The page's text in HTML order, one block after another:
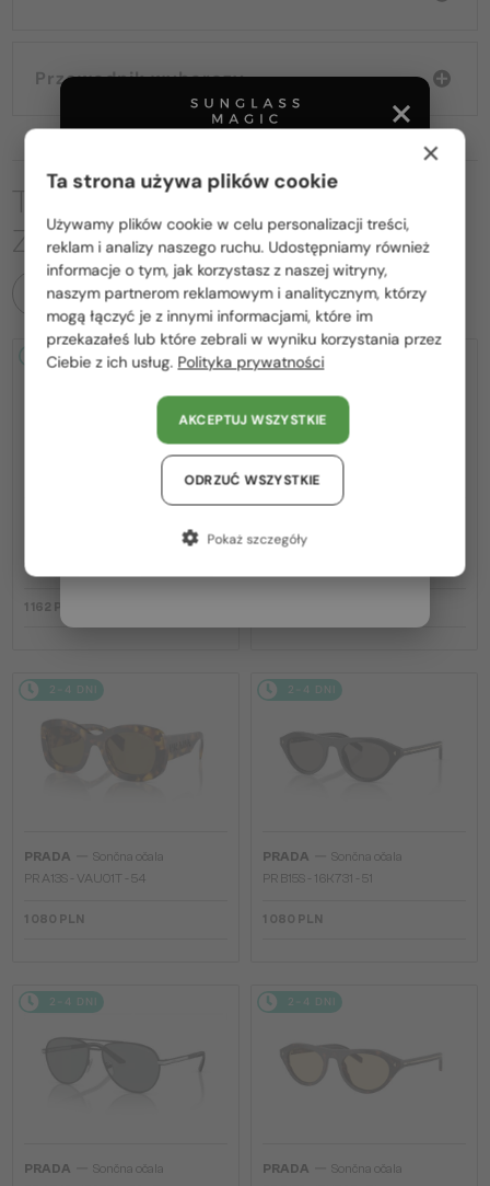
Przewodnik wyborczy
TO MOŻE CIĘ RÓWNIEŻ
ZAINTERESOWAĆ
WSZYSTKIE PRODUKTY
2-4 DNI
SOCZEWKAMI POLARYZACYJNYMI
1 162 PLN
2-4 DNI
PR A17S - 16K731 - 54
2-4 DNI
PRADA
Sončna očala
PR A13S - VAU01T - 54
1 080 PLN
2-4 DNI
PRADA
Sončna očala
PR B15S - 16K731 - 51
1 080 PLN
2-4 DNI
PRADA
Sončna očala
2-4 DNI
PRADA
Sončna očala
Proszę wybierz z listy odpowiedni dla Ciebie kraj:
Polska / PL
România / RO
Magyarország / HU
United Arab Emirates / EN
Austria / AT
Niemcy / DE
Włochy / IT
×
Ta strona używa plików cookie
Używamy plików cookie w celu personalizacji treści,
reklam i analizy naszego ruchu. Udostępniamy również
informacje o tym, jak korzystasz z naszej witryny,
naszym partnerom reklamowym i analitycznym, którzy
mogą łączyć je z innymi informacjami, które im
przekazałeś lub które zebrali w wyniku korzystania przez
Ciebie z ich usług. Polityka prywatności
AKCEPTUJ WSZYSTKIE
ODRZUĆ WSZYSTKIE
Pokaż szczegóły